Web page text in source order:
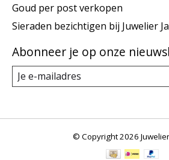
Goud per post verkopen
Sieraden bezichtigen bij Juwelier
Abonneer je op onze
© Copyright 2026